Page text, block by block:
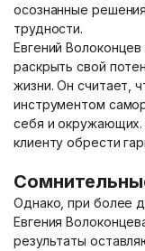
осознанные
трудности.
Евгений
раскрыть свой
жизни. Он считает,
инструментом
себя и
клиенту обрести
Однако, при более
Евгения
результаты